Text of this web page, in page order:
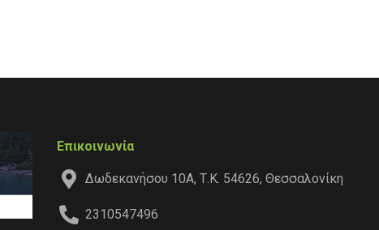
Επικοινωνία
Δωδεκανήσου 10Α, Τ.Κ. 54626, Θεσσαλονίκη
2310547496